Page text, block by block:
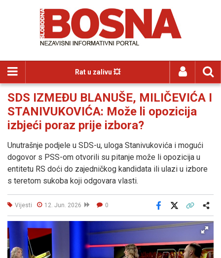
Rat u zalivu 💥
SDS IZMEĐU BLANUŠE, MILIČEVIĆA I
STANIVUKOVIĆA: Može li opozicija
izbjeći poraz prije izbora?
Unutrašnje podjele u SDS-u, uloga Stanivukovića i mogući
dogovor s PSS-om otvorili su pitanje može li opozicija u
entitetu RS doći do zajedničkog kandidata ili ulazi u izbore
s teretom sukoba koji odgovara vlasti.
Vijesti 12. Jun. 2026 0
Facebook